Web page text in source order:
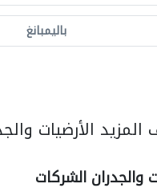
باليمبانغ
الأرضيات
والجدران الشركات